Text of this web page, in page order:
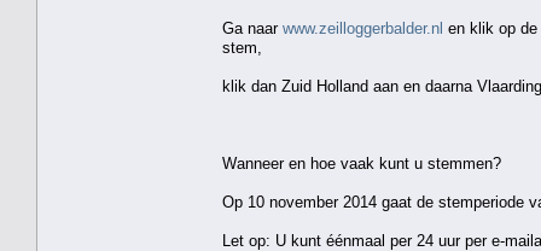
Ga naar www.zeilloggerbalder.nl en klik op
stem,
klik dan Zuid Holland aan en daarna
Wanneer en hoe vaak kunt u stemmen?
Op 10 november 2014 gaat de stemperiode
Let op: U kunt éénmaal per 24 uur per e-